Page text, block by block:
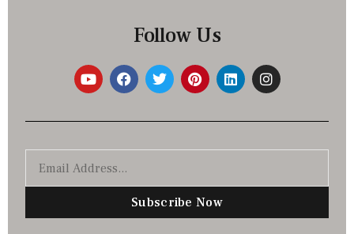
Follow Us
Subscribe Now